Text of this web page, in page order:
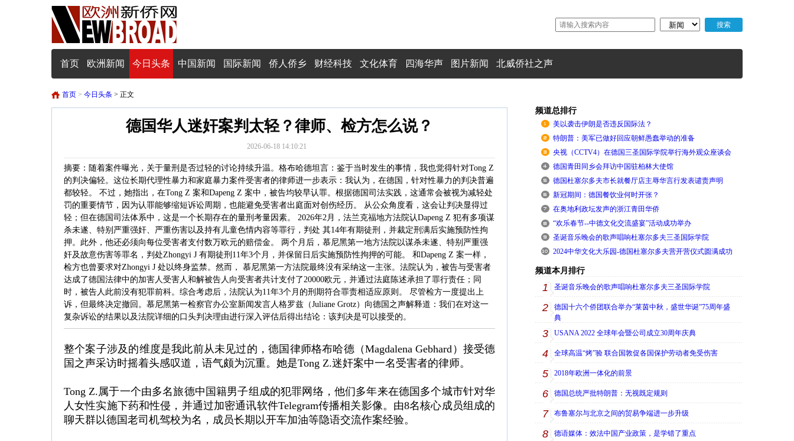
首页 欧洲新闻 今日头条 中国新闻 国际新闻 侨人侨乡 财经科技 文化体育 四海华声 图片新闻 北威侨社之声
首页 > 今日头条 > 正文
德国华人迷奸案判太轻？律师、检方怎么说？
2026-06-18 14:10:21
摘要：随着案件曝光，关于量刑是否过轻的讨论持续升温。格布哈德坦言：鉴于当时发生的事情，我也觉得针对Tong Z
的判决偏轻。这位长期代理性暴力和家庭暴力案件受害者的律师进一步表示：我认为，在德国，针对性暴力的判决普遍
都较轻。 不过，她指出，在Tong Z 案和Dapeng Z 案中，被告均较早认罪。根据德国司法实践，这通常会被视为减轻处
罚的重要情节，因为认罪能够缩短诉讼周期，也能避免受害者出庭面对创伤经历。 从公众角度看，这会让判决显得过
轻；但在德国司法体系中，这是一个长期存在的量刑考量因素。 2026年2月，法兰克福地方法院认Dapeng Z 犯有多项谋
杀未遂、特别严重强奸、严重伤害以及持有儿童色情内容等罪行，判处 其14年有期徒刑，并裁定刑满后实施预防性拘
押。此外，他还必须向每位受害者支付数万欧元的赔偿金。 两个月后，慕尼黑第一地方法院以谋杀未遂、特别严重强
奸及故意伤害等罪名，判处Zhongyi J 有期徒刑11年3个月，并保留日后实施预防性拘押的可能。 和Dapeng Z 案一样，
检方也曾要求对Zhongyi J 处以终身监禁。然而， 慕尼黑第一方法院最终没有采纳这一主张。法院认为，被告与受害者
达成了德国法律中的加害人受害人和解被告人向受害者共计支付了20000欧元，并通过法庭陈述承担了罪行责任；同
时，被告人此前没有犯罪前科。综合考虑后，法院认为11年3个月的刑期符合罪责相适应原则。 尽管检方一度提出上
诉，但最终决定撤回。慕尼黑第一检察官办公室新闻发言人格罗兹（Juliane Grotz）向德国之声解释道：我们在对这一
复杂诉讼的结果以及法院详细的口头判决理由进行深入评估后得出结论：该判决是可以接受的。
整个案子涉及的维度是我此前从未见过的，德国律师格布哈德（Magdalena Gebhard）接受德
国之声采访时摇着头感叹道，语气颇为沉重。她是Tong Z.迷奸案中一名受害者的律师。
Tong Z.属于一个由多名旅德中国籍男子组成的犯罪网络，他们多年来在德国多个城市针对华
人女性实施下药和性侵，并通过加密通讯软件Telegram传播相关影像。由8名核心成员组成的
聊天群以德国老司机驾校为名，成员长期以开车加油等隐语交流作案经验。
频道总排行
美以袭击伊朗是否违反国际法？
特朗普：美军已做好回应朝鲜愚蠢举动的准备
央视（CCTV4）在德国三圣国际学院举行海外观众座谈会
德国青田同乡会拜访中国驻柏林大使馆
德国杜塞尔多夫市长就餐厅店主辱华言行发表谴责声明
新冠期间：德国餐饮业何时开张？
在奥地利政坛发声的浙江青田华侨
“欢乐春节--中德文化交流盛宴”活动成功举办
圣诞音乐晚会的歌声唱响杜塞尔多夫三圣国际学院
2024中华文化大乐园-德国杜塞尔多夫营开营仪式圆满成功
频道本月排行
1 圣诞音乐晚会的歌声唱响杜塞尔多夫三圣国际学院
2
德国十六个侨团联合举办“莱茵中秋，盛世华诞”75周年盛
典
3 USANA 2022 全球年会暨公司成立30周年庆典
4 全球高温“烤”验 联合国敦促各国保护劳动者免受伤害
5 2018年欧洲一体化的前景
6 德国总统严批特朗普：无视既定规则
7 布鲁塞尔与北京之间的贸易争端进一步升级
8 德语媒体：效法中国产业政策，是学错了重点